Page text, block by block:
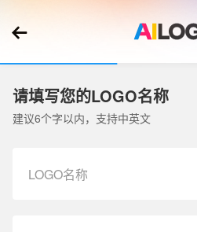
请填写您的LOGO名称
建议6个字以内，支持中英文
LOGO名称